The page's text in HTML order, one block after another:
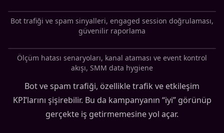
Bot trafiği ve spam sinyalleri, engaged session doğrulaması,
güvenilir raporlama
Ölçüm hatası senaryoları, kanal ataması ve event kontrol
akışı, SMM data hygiene
Bot ve spam trafiği, özellikle trafik ve etkileşim
KPI’larını şişirebilir. Bu da kampanyanın “iyi” görünüp
gerçekte iş getirmemesine yol açar.